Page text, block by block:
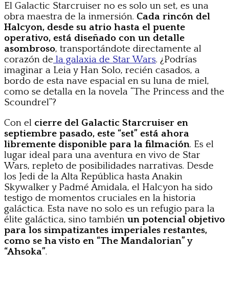
El Galactic Starcruiser no es solo un set, es una
obra maestra de la inmersión. Cada rincón del
Halcyon, desde su atrio hasta el puente
operativo, está diseñado con un detalle
asombroso, transportándote directamente al
corazón de la galaxia de Star Wars. ¿Podrías
imaginar a Leia y Han Solo, recién casados, a
bordo de esta nave espacial en su luna de miel,
como se detalla en la novela “The Princess and the
Scoundrel”?
Con el cierre del Galactic Starcruiser en
septiembre pasado, este “set” está ahora
libremente disponible para la filmación. Es el
lugar ideal para una aventura en vivo de Star
Wars, repleto de posibilidades narrativas. Desde
los Jedi de la Alta República hasta Anakin
Skywalker y Padmé Amidala, el Halcyon ha sido
testigo de momentos cruciales en la historia
galáctica. Esta nave no solo es un refugio para la
élite galáctica, sino también un potencial objetivo
para los simpatizantes imperiales restantes,
como se ha visto en “The Mandalorian” y
“Ahsoka”.